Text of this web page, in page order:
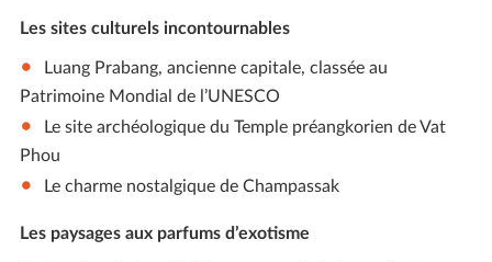
Les sites culturels incontournables
Luang Prabang, ancienne capitale, classée au
Patrimoine Mondial de l’UNESCO
Le site archéologique du Temple préangkorien de Vat
Phou
Le charme nostalgique de Champassak
Les paysages aux parfums d’exotisme